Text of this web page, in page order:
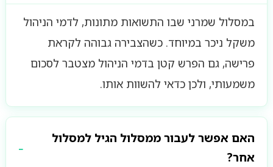
במסלול שמרני שבו התשואות מתונות, לדמי הניהול
משקל ניכר במיוחד. כשהצבירה גבוהה לקראת
פרישה, גם הפרש קטן בדמי הניהול מצטבר לסכום
משמעותי, ולכן כדאי להשוות אותו.
האם אפשר לעבור ממסלול הגיל למסלול
אחר?